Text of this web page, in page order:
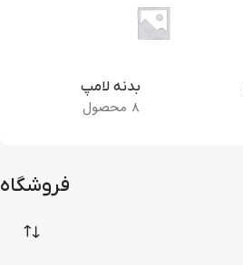
بدنه لامپ
8 محصول
فروشگاه